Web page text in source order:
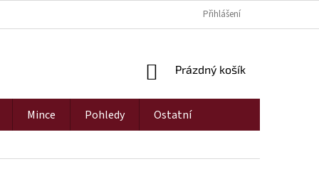
Přihlášení
NÁKUPNÍ
Prázdný košík
Mince Pohledy Ostatní